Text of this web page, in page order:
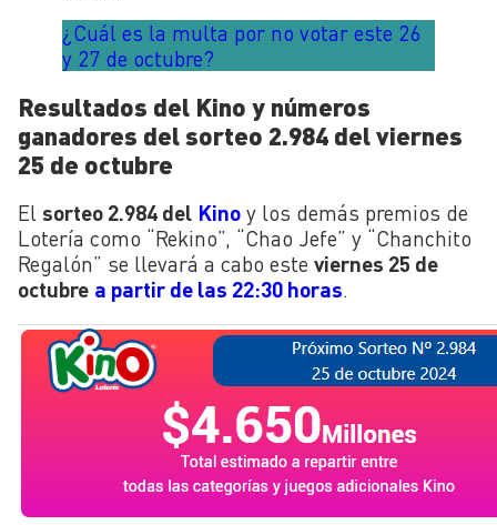
¿Cuál es la multa por no votar este 26
y 27 de octubre?
Resultados del Kino y números
ganadores del sorteo 2.984 del viernes
25 de octubre
El sorteo 2.984 del Kino y los demás premios de
Lotería como “Rekino”, “Chao Jefe” y “Chanchito
Regalón” se llevará a cabo este viernes 25 de
octubre a partir de las 22:30 horas.